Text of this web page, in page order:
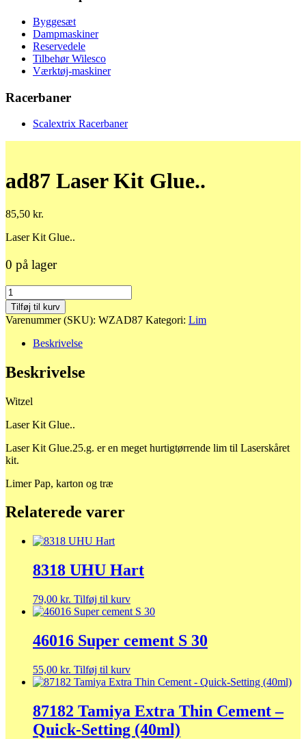
Byggesæt
Dampmaskiner
Reservedele
Tilbehør Wilesco
Værktøj-maskiner
Racerbaner
Scalextrix Racerbaner
ad87 Laser Kit Glue..
85,50 kr.
Laser Kit Glue..
0 på lager
ad87
Laser
Kit
Glue..
antal
Tilføj til kurv
Varenummer (SKU): WZAD87 Kategori: Lim
Beskrivelse
Beskrivelse
Witzel
Laser Kit Glue..
Laser Kit Glue.25.g. er en meget hurtigtørrende lim til Laserskåret
kit.
Limer Pap, karton og træ
Relaterede varer
8318 UHU Hart
79,00 kr. Tilføj til kurv
46016 Super cement S 30
55,00 kr. Tilføj til kurv
87182 Tamiya Extra Thin Cement –
Quick-Setting (40ml)